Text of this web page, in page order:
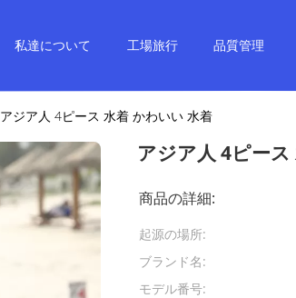
私達について 工場旅行 品質管理
アジア人 4ピース 水着 かわいい 水着
アジア人 4ピー
商品の詳細:
起源の場所:
ブランド名:
モデル番号: